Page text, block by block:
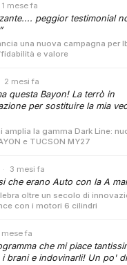
1 mese fa
peggior testimonial
una nuova campagna per
e valore
2 mesi fa
questa Bayon! La terrò in
per sostituire la mia
amplia la gamma Dark Line:
e TUCSON MY27
· 3 mesi fa
che erano Auto con la A
oltre un secolo di
con i motori 6 cilindri
mese fa
che mi piace
brani e indovinarli! Un po'